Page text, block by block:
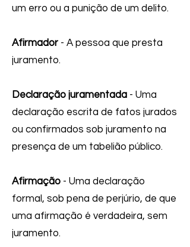
um erro ou a punição de um delito.
Afirmador - A pessoa que presta
juramento.
Declaração juramentada - Uma
declaração escrita de fatos jurados
ou confirmados sob juramento na
presença de um tabelião público.
Afirmação - Uma declaração
formal, sob pena de perjúrio, de que
uma afirmação é verdadeira, sem
juramento.